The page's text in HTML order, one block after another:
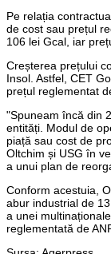
Pe relația
de cost sau prețul
106 lei Gcal, iar
Creșterea prețului
Insol. Astfel, CET
prețul reglementat
"Spuneam încă din
entități. Modul de
piață sau cost de
Oltchim și USG în
a unui plan de
Conform acestuia,
abur industrial de
a unei
reglementată de